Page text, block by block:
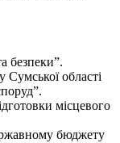
безпеки”.
області
місцевого
бюджету